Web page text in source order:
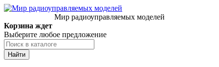
Мир радиоуправляемых моделей
Корзина ждет
Выберите любое предложение
Найти